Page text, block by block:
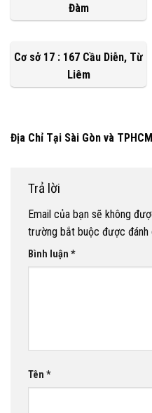
Đàm
Cơ sở 17 : 167 Cầu Diễn, Từ
Liêm
Địa Chỉ Tại Sài Gòn và
Trả lời
Email của bạn sẽ không
trường bắt buộc được đánh
Bình luận *
Tên *